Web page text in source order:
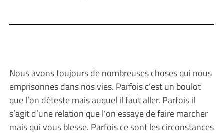
Nous avons toujours de nombreuses choses qui nous
emprisonnes dans nos vies. Parfois c’est un boulot
que l’on déteste mais auquel il faut aller. Parfois il
s’agit d’une relation que l’on essaye de faire marcher
mais qui vous blesse. Parfois ce sont les circonstances